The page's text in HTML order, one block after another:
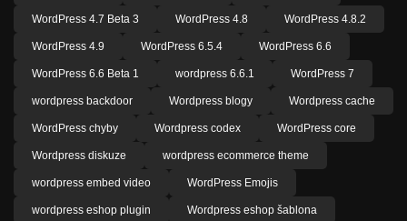
WordPress 4.7 Beta 3 WordPress 4.8 WordPress 4.8.2
WordPress 4.9 WordPress 6.5.4 WordPress 6.6
WordPress 6.6 Beta 1 wordpress 6.6.1 WordPress 7
wordpress backdoor Wordpress blogy Wordpress cache
WordPress chyby Wordpress codex WordPress core
Wordpress diskuze wordpress ecommerce theme
wordpress embed video WordPress Emojis
wordpress eshop plugin Wordpress eshop šablona